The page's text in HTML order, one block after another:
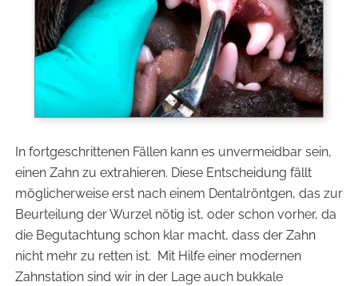
In fortgeschrittenen Fällen kann es unvermeidbar sein,
einen Zahn zu extrahieren. Diese Entscheidung fällt
möglicherweise erst nach einem Dentalröntgen, das zur
Beurteilung der Wurzel nötig ist, oder schon vorher, da
die Begutachtung schon klar macht, dass der Zahn
nicht mehr zu retten ist. Mit Hilfe einer modernen
Zahnstation sind wir in der Lage auch bukkale